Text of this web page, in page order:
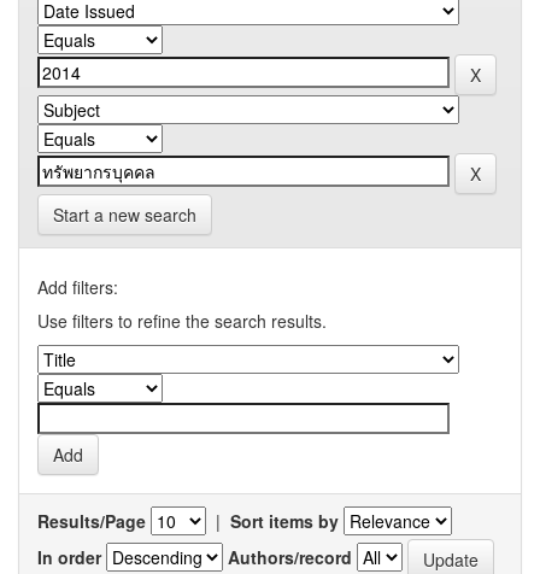
Start a new search
Add filters:
Use filters to refine the search results.
Results/Page | Sort items by
In order
Authors/record